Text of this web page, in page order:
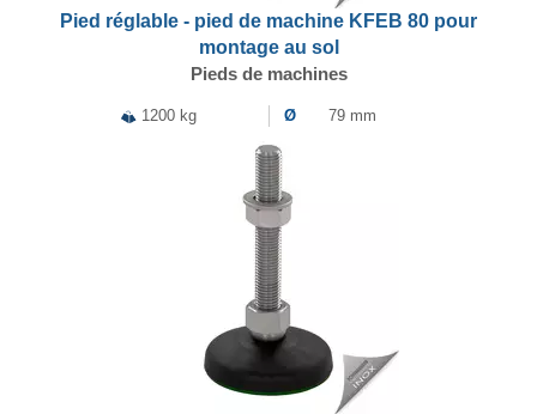
Pied réglable - pied de machine KFEB 80 pour
montage au sol
Pieds de machines
1200 kg Ø 79 mm